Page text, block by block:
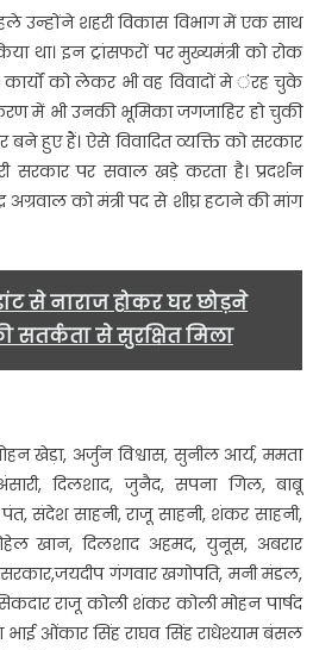
उन्होंने शहरी विकास विभाग में एक साथ
था। इन ट्रांसफरों पर मुख्यमंत्री को रोक
कार्यों को लेकर भी वह विवादों मे ंरह चुके
में भी उनकी भूमिका जगजाहिर हो चुकी
बने हुए हैं। ऐसे विवादित व्यक्ति को सरकार
सरकार पर सवाल खड़े करता है। प्रदर्शन
अग्रवाल को मंत्री पद से शीघ्र हटाने की मांग
से नाराज होकर घर छोड़ने
सतर्कता से सुरक्षित मिला
खेड़ा, अर्जुन विश्वास, सुनील आर्य, ममता
दिलशाद, जुनैद, सपना गिल, बाबू
संदेश साहनी, राजू साहनी, शंकर साहनी,
खान, दिलशाद अहमद, युनूस, अबरार
गंगवार खगोपति, मनी मंडल,
राजू कोली शंकर कोली मोहन पार्षद
भाई ओंकार सिंह राघव सिंह राधेश्याम बंसल